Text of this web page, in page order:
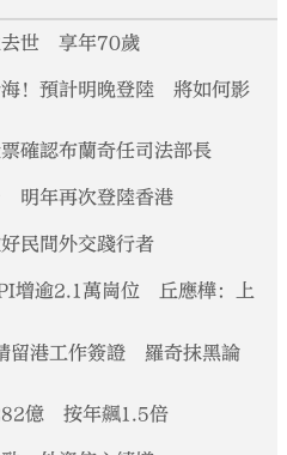
去世 享年70歲
海！預計明晚登陸 將如何影
確認布蘭奇任司法部長
明年再次登陸香港
民間外交踐行者
增逾2.1萬崗位 丘應樺：上
留港工作簽證 羅奇抹黑論
億 按年飆1.5倍